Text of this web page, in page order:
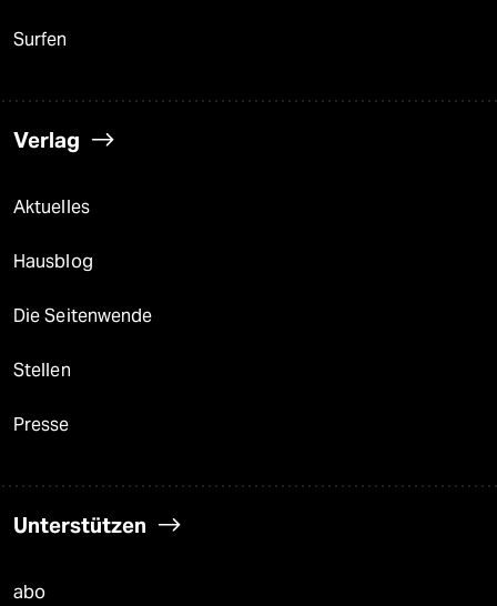
Surfen
Verlag
Aktuelles
Hausblog
Die Seitenwende
Stellen
Presse
Unterstützen
abo